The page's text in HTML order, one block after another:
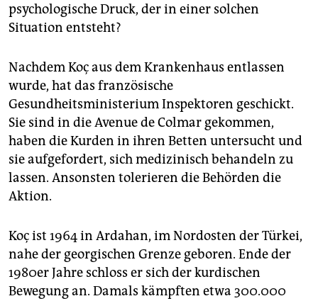
psychologische Druck, der in einer solchen
Situation entsteht?
Nachdem Koç aus dem Krankenhaus entlassen
wurde, hat das französische
Gesundheitsministerium Inspektoren geschickt.
Sie sind in die Avenue de Colmar gekommen,
haben die Kurden in ihren Betten untersucht und
sie aufgefordert, sich medizinisch behandeln zu
lassen. Ansonsten tolerieren die Behörden die
Aktion.
Koç ist 1964 in Ardahan, im Nordosten der Türkei,
nahe der georgischen Grenze geboren. Ende der
1980er Jahre schloss er sich der kurdischen
Bewegung an. Damals kämpften etwa 300.000